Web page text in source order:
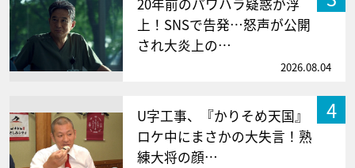
20年前のパワハラ疑惑が浮
上！SNSで告発…怒声が公開
され大炎上の…
2026.08.04
4
U字工事、『かりそめ天国』
ロケ中にまさかの大失言！熟
練大将の顔…